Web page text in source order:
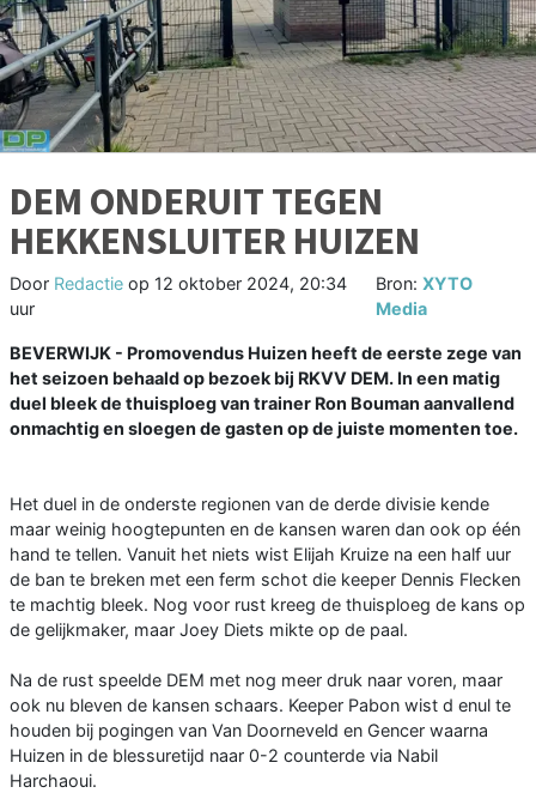
DEM ONDERUIT TEGEN
HEKKENSLUITER HUIZEN
Door Redactie op 12 oktober 2024, 20:34
uur
Bron: XYTO
Media
BEVERWIJK - Promovendus Huizen heeft de eerste zege van
het seizoen behaald op bezoek bij RKVV DEM. In een matig
duel bleek de thuisploeg van trainer Ron Bouman aanvallend
onmachtig en sloegen de gasten op de juiste momenten toe.
Het duel in de onderste regionen van de derde divisie kende
maar weinig hoogtepunten en de kansen waren dan ook op één
hand te tellen. Vanuit het niets wist Elijah Kruize na een half uur
de ban te breken met een ferm schot die keeper Dennis Flecken
te machtig bleek. Nog voor rust kreeg de thuisploeg de kans op
de gelijkmaker, maar Joey Diets mikte op de paal.
Na de rust speelde DEM met nog meer druk naar voren, maar
ook nu bleven de kansen schaars. Keeper Pabon wist d enul te
houden bij pogingen van Van Doorneveld en Gencer waarna
Huizen in de blessuretijd naar 0-2 counterde via Nabil
Harchaoui.